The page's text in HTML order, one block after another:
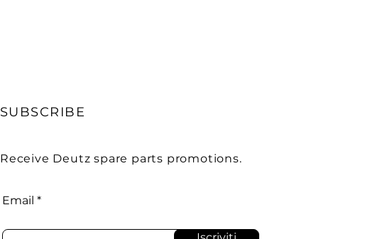
SUBSCRIBE
Receive Deutz spare parts promotions.
Email